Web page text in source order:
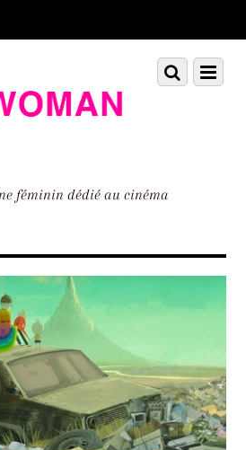
féminin dédié au cinéma
Menu
Scroll
down